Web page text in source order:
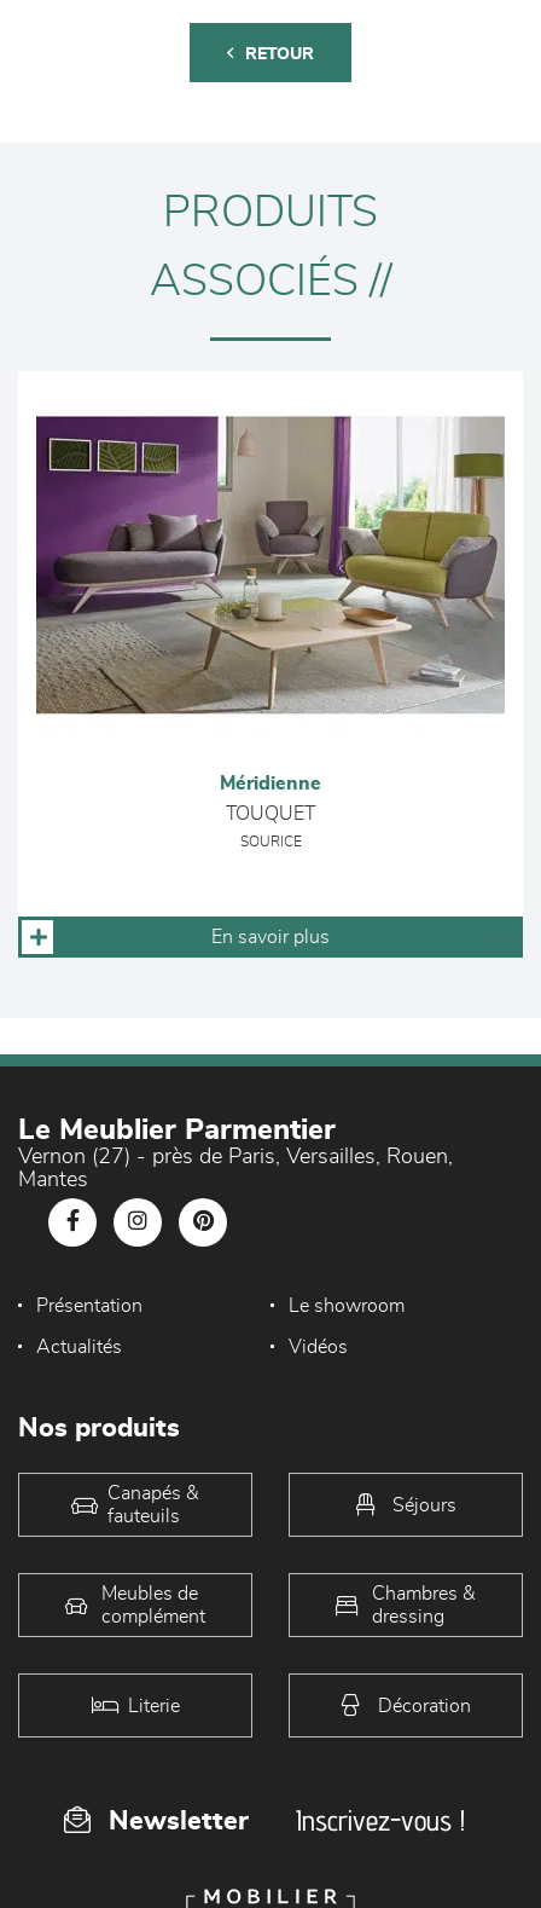
RETOUR
PRODUITS
ASSOCIÉS //
Méridienne
TOUQUET
SOURICE
En savoir plus
Le Meublier Parmentier
Vernon (27) - près de Paris, Versailles, Rouen,
Mantes
Présentation Le showroom
Actualités Vidéos
Nos produits
Canapés &
fauteuils
Séjours
Meubles de
complément
Chambres &
dressing
Literie Décoration
Newsletter Inscrivez-vous !